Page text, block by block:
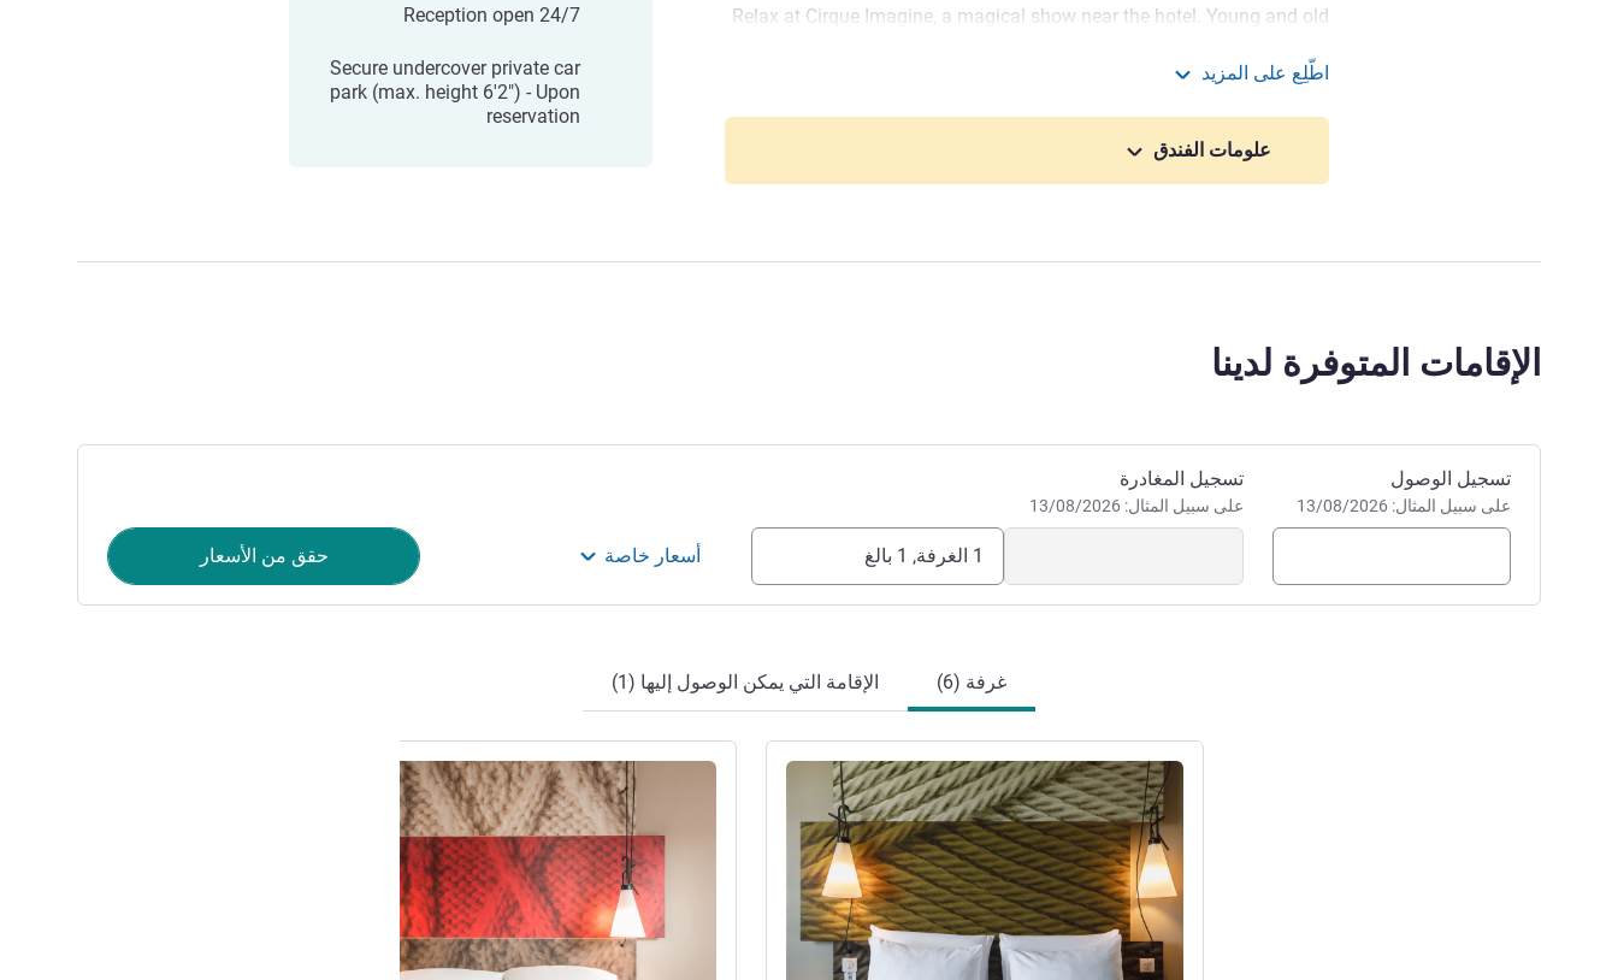
Relax at Cirque Imagine, a magical show near the hotel. Young and old
World miniature park or walking in Grand Parc Miribel Jonage.
In the heart of the new Carré de Soie quarter in east Lyon between
Villeurbanne and Vaulx en Velin, 20 min from Lyon Centre; the business
and leisure district directly accessible by public transportation, Laurent
Whether you are traveling for business or leisure, our entire team is
اطّلِع على المزيد
علومات الفندق
Reception open 24/7
Secure undercover private car
park (max. height 6'2") - Upon
reservation
الإقامات المتوفرة لدينا
احجز في هذا الفندق
تسجيل الوصول
على سبيل المثال: 13/08/2026
تسجيل المغادرة
على سبيل المثال: 13/08/2026
1 الغرفة, 1 بالغ أسعار خاصة حقق من الأسعار
غرفة (6) الإقامة التي يمكن الوصول إليها (1)
راجع التفاصيل راجع التفاصيل